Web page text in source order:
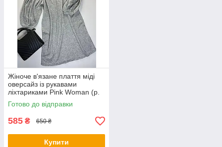
Жіноче в'язане плаття міді
оверсайз із рукавами
ліхтариками Pink Woman (р.
OS) 1035266r
Готово до відправки
585 ₴ 650 ₴
Купити